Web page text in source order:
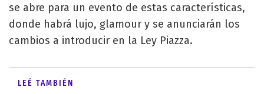
se abre para un evento de estas características,
donde habrá lujo, glamour y se anunciarán los
cambios a introducir en la Ley Piazza.
LEÉ TAMBIÉN